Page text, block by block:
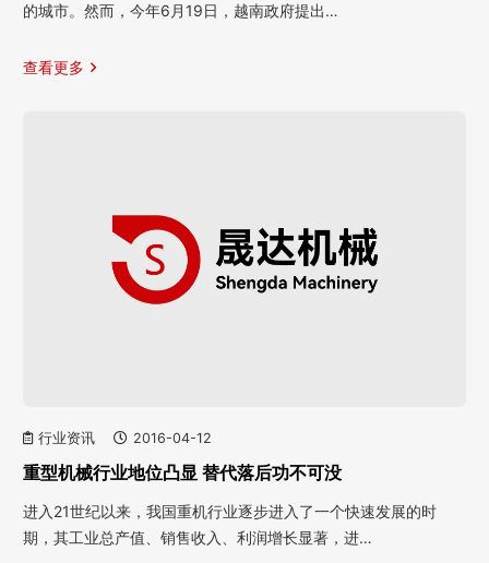
的城市。然而，今年6月19日，越南政府提出…
查看更多
行业资讯 2016-04-12
重型机械行业地位凸显 替代落后功不可没
进入21世纪以来，我国重机行业逐步进入了一个快速发展的时
期，其工业总产值、销售收入、利润增长显著，进…